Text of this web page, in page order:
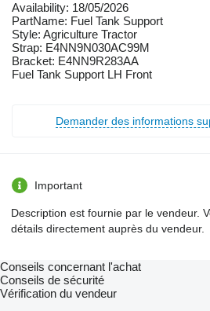
Availability: 18/05/2026
PartName: Fuel Tank Support
Style: Agriculture Tractor
Strap: E4NN9N030AC99M
Bracket: E4NN9R283AA
Fuel Tank Support LH Front
Demander des informations
Important
Description est fournie par le vendeur.
détails directement auprès du vendeur.
Conseils concernant l'achat
Conseils de sécurité
Vérification du vendeur